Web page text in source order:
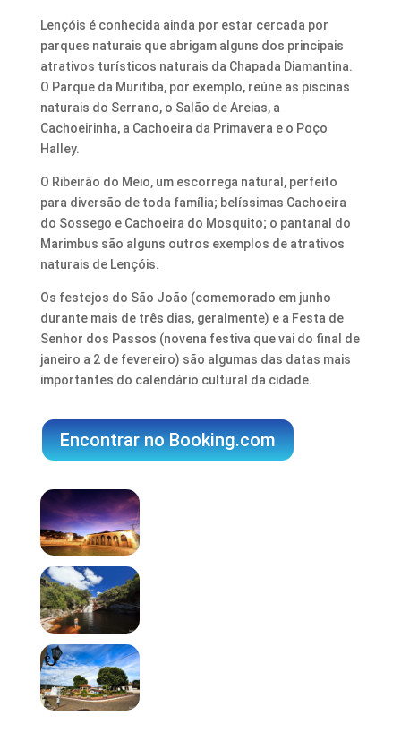
Lençóis é conhecida ainda por estar cercada por
parques naturais que abrigam alguns dos principais
atrativos turísticos naturais da Chapada Diamantina.
O Parque da Muritiba, por exemplo, reúne as piscinas
naturais do Serrano, o Salão de Areias, a
Cachoeirinha, a Cachoeira da Primavera e o Poço
Halley.
O Ribeirão do Meio, um escorrega natural, perfeito
para diversão de toda família; belíssimas Cachoeira
do Sossego e Cachoeira do Mosquito; o pantanal do
Marimbus são alguns outros exemplos de atrativos
naturais de Lençóis.
Os festejos do São João (comemorado em junho
durante mais de três dias, geralmente) e a Festa de
Senhor dos Passos (novena festiva que vai do final de
janeiro a 2 de fevereiro) são algumas das datas mais
importantes do calendário cultural da cidade.
Encontrar no Booking.com